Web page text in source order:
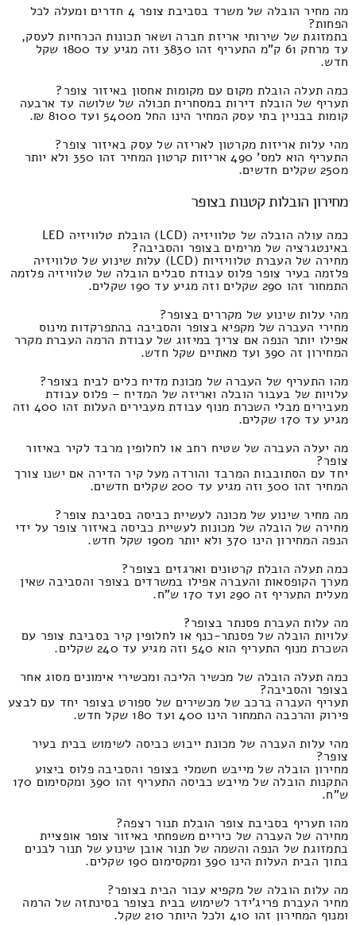
מה מחיר הובלה של משרד בסביבת צופר 4 חדרים ומעלה לכל
הפחות?
בתמזוגת של שירותי אריזת חברה ושאר תכונות הכרחיות לעסק,
עד מרחק 61 ק"מ התעריף זהו 3830 וזה מגיע עד 1800 שקל
חדש.
כמה תעלה הובלת מקום עם מקומות אחסון באיזור צופר?
תעריף של הובלת דירות במסחרית תכולה של שלושה עד ארבעה
קומות בבניין בתי עסק המחיר הינו החל מ5400 ועד 8100 ₪.
מהי עלות אריזות מקרטון לאריזה של עסק באיזור צופר?
התעריף הוא למס' 490 אריזות קרטון המחיר זהו 350 ולא יותר
מ250 שקלים חדשים.
מחירון הובלות קטנות בצופר
כמה עולה הובלה של טלוויזיה (LCD) הובלת טלוויזיה LED
באינטגרציה של מרימים בצופר והסביבה?
מחירה של העברת טלוויזיות (LCD) עלות שינוע של טלוויזיה
פלזמה בעיר צופר פלוס עבודת סבלים הובלה של טלוויזיה פלזמה
התמחור זהו 290 שקלים וזה מגיע עד 190 שקלים.
מהי עלות שינוע של מקררים בצופר?
מחירי העברה של מקפיא בצופר והסביבה בהתפרקדות מינוס
אפילו יותר הנפה אם צריך במיזוג של עבודת הרמה העברת מקרר
המחירון זה 390 ועד מאתיים שקל חדש.
מהו התעריף של העברה של מכונת מדיח כלים לבית בצופר?
עלויות של בעבור הובלה ואריזה של המדיח – פלוס עבודת
מעבירים מבלי השכרת מנוף עבודת מעבירים העלות זהו 400 וזה
מגיע עד 170 שקלים.
מה יעלה העברה של שטיח רחב או לחלופין מרבד לקיר באיזור
צופר?
יחד עם הסתובבות המרבד והורדה מעל קיר הדירה אם ישנו צורך
המחיר זהו 300 וזה מגיע עד 200 שקלים חדשים.
מה מחיר שינוע של מכונה לעשיית כביסה בסביבת צופר?
מחירה של הובלה של מכונות לעשיית כביסה באיזור צופר על ידי
הנפה המחירון הינו 370 ולא יותר מ190 שקל חדש.
כמה תעלה הובלת קרטונים וארגזים בצופר?
מערך הקופסאות והעברה אפילו במשרדים בצופר והסביבה שאין
מעלית התעריף זה 290 ועד 170 ש"ח.
מה עלות העברת פסנתר בצופר?
עלויות הובלה של פסנתר-כנף או לחלופין קיר בסביבת צופר עם
השכרת מנוף התעריף הוא 540 וזה מגיע עד 240 שקלים.
כמה תעלה הובלה של מכשיר הליכה ומכשירי אימונים מסוג אחר
בצופר והסביבה?
תעריף העברה ברכב של מכשירים של ספורט בצופר יחד עם לבצע
פירוק והרכבה התמחור הינו 400 ועד 180 שקל חדש.
מהי עלות העברה של מכונת ייבוש כביסה לשימוש בבית בעיר
צופר?
מחירון הובלה של מייבש חשמלי בצופר והסביבה פלוס ביצוע
התקנות הובלה של מייבש כביסה התעריף זהו 390 ומקסימום 170
ש"ח.
מהו תעריף בסביבת צופר הובלת תנור רצפה?
מחירה של העברה של כיריים משפחתי באיזור צופר אופציית
בתמזוגת של הנפה והשמה של תנור אובן שינוע של תנור לבנים
בתוך הבית העלות הינו 390 ומקסימום 190 שקלים.
מה עלות הובלה של מקפיא עבור הבית בצופר?
מחיר העברת פריג'ידר לשימוש בבית בצופר בסינתזה של הרמה
ומנוף המחירון זהו 410 ולכל היותר 210 שקל.